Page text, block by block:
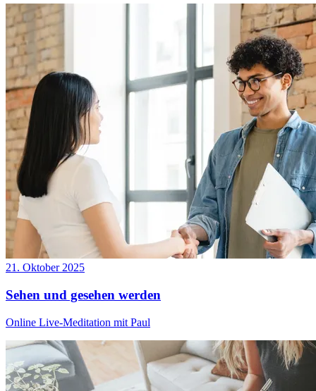
21. Oktober 2025
Sehen und gesehen werden
Online Live-Meditation mit Paul